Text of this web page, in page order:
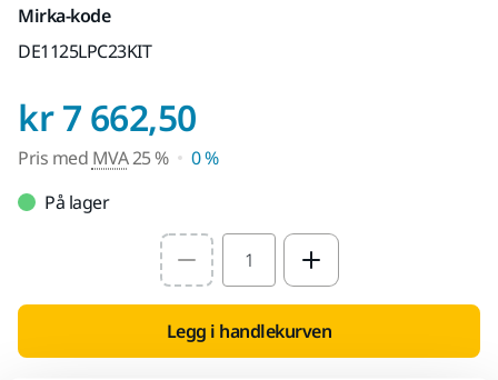
Mirka-kode
DE1125LPC23KIT
kr 7 662,50Pris med MVA 25
Pris med MVA25 %
0 %
På lager
Select quantity value
Legg i handlekurven